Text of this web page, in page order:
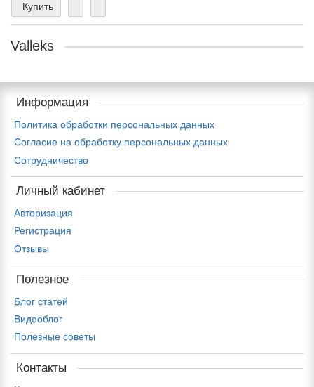
Купить
Valleks
Информация
Политика обработки персональных данных
Согласие на обработку персональных данных
Сотрудничество
Личный кабинет
Авторизация
Регистрация
Отзывы
Полезное
Блог статей
Видеоблог
Полезные советы
Контакты